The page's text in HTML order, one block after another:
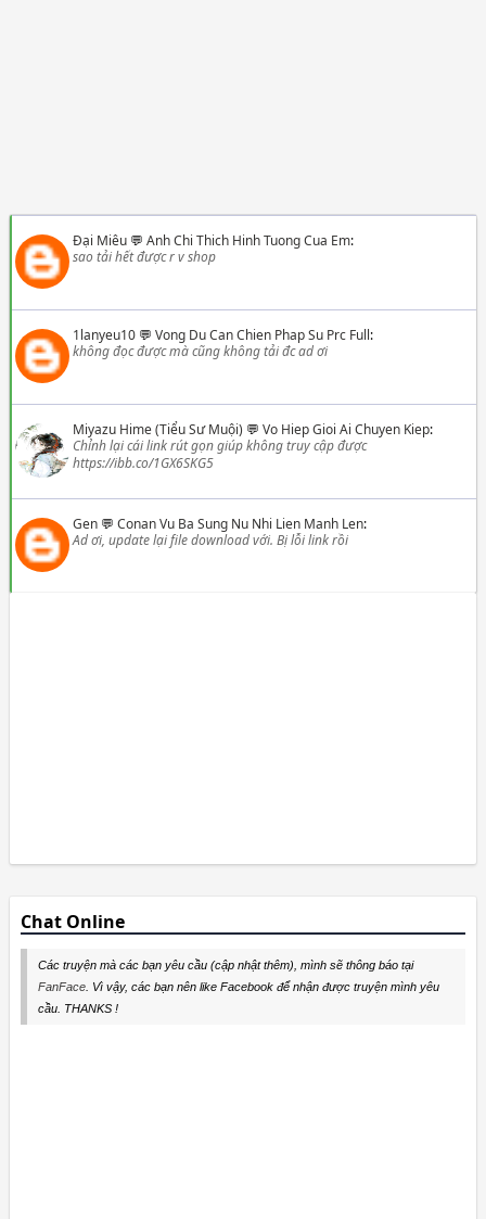
Đại Miêu💬 Anh Chi Thich Hinh Tuong Cua Em:
sao tải hết được r v shop
1lanyeu10💬 Vong Du Can Chien Phap Su Prc Full:
không đọc được mà cũng không tải đc ad ơi
Miyazu Hime (Tiểu Sư Muội) 💬 Vo Hiep Gioi Ai Chuyen Kiep:
Chỉnh lại cái link rút gọn giúp không truy cập được
https://ibb.co/1GX6SKG5
Gen💬 Conan Vu Ba Sung Nu Nhi Lien Manh Len:
Ad ơi, update lại file download với. Bị lỗi link rồi
Chat Online
Các truyện mà các bạn yêu cầu (cập nhật thêm), mình sẽ thông báo tại
FanFace. Vì vậy, các bạn nên like Facebook để nhận được truyện mình yêu
cầu. THANKS !